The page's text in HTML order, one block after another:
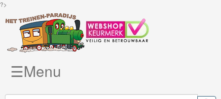
?>
☰Menu